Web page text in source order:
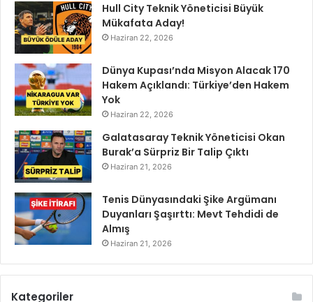
Hull City Teknik Yöneticisi Büyük
Mükafata Aday!
Haziran 22, 2026
Dünya Kupası’nda Misyon Alacak 170
Hakem Açıklandı: Türkiye’den Hakem
Yok
Haziran 22, 2026
Galatasaray Teknik Yöneticisi Okan
Burak’a Sürpriz Bir Talip Çıktı
Haziran 21, 2026
Tenis Dünyasındaki Şike Argümanı
Duyanları Şaşırttı: Mevt Tehdidi de
Almış
Haziran 21, 2026
Kategoriler